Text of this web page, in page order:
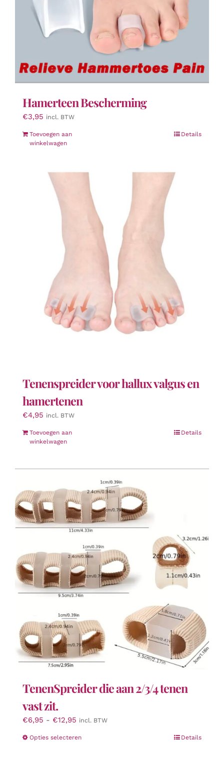
Hamerteen Bescherming
€3,95 incl. BTW
Toevoegen aan
winkelwagen
Details
Tenenspreider voor hallux valgus en
hamertenen
€4,95 incl. BTW
Toevoegen aan
winkelwagen
Details
TenenSpreider die aan 2/3/4 tenen
vast zit.
€6,95 - €12,95 Prijsklasse:
tot
incl. BTW
Opties selecterenDit
Details